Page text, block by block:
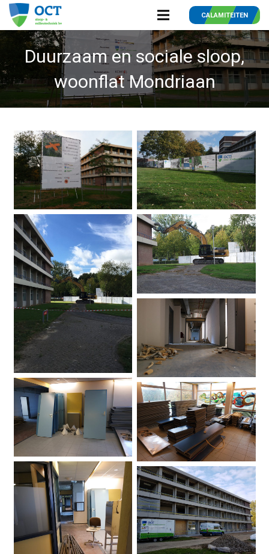
CALAMITEITEN
Duurzaam en sociale sloop,
woonflat Mondriaan